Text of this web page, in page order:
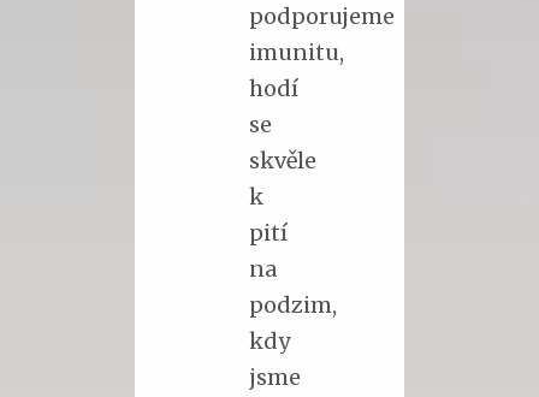
podporujeme
imunitu,
hodí
se
skvěle
k
pití
na
podzim,
kdy
jsme